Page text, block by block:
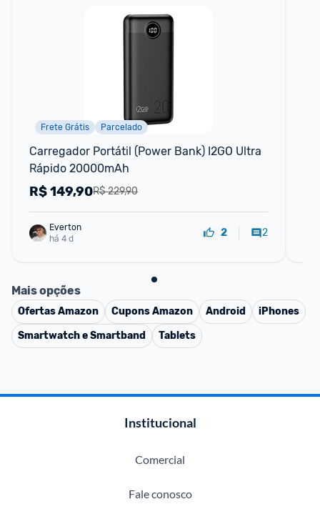
Frete Grátis Parcelado
Carregador Portátil (Power Bank) I2GO Ultra
Rápido 20000mAh
R$ 229,90
R$149,90
Everton
há 4 d
2 2
Mais opções
OfertasAmazon CuponsAmazon Android
iPhones
Smartwatch e Smartband
Tablets
Institucional
Comercial
Fale conosco